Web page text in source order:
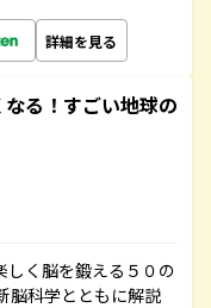
詳細を見る
る！すごい地球の
しく脳を鍛える５０の
脳科学とともに解説